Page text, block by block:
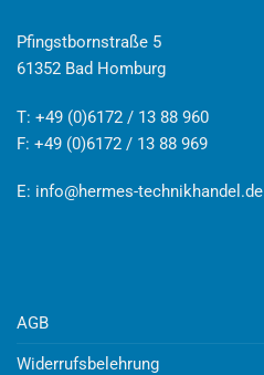
Pfingstbornstraße 5
61352 Bad Homburg
T: +49 (0)6172 / 13 88 960
F: +49 (0)6172 / 13 88 969
E: info@hermes-technikhandel.de
AGB
Widerrufsbelehrung